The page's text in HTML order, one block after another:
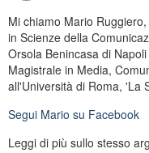
Mi chiamo Mario
in Scienze della
Orsola Benincasa di
Magistrale in Media,
all'Università di Roma, 'La
Segui Mario su Facebook
Leggi di più sullo stesso